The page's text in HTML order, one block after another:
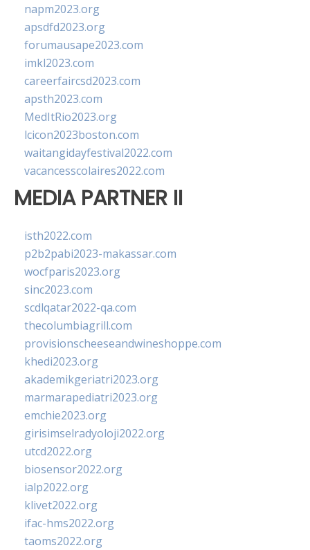
napm2023.org
apsdfd2023.org
forumausape2023.com
imkl2023.com
careerfaircsd2023.com
apsth2023.com
MedItRio2023.org
lcicon2023boston.com
waitangidayfestival2022.com
vacancesscolaires2022.com
MEDIA PARTNER II
isth2022.com
p2b2pabi2023-makassar.com
wocfparis2023.org
sinc2023.com
scdlqatar2022-qa.com
thecolumbiagrill.com
provisionscheeseandwineshoppe.com
khedi2023.org
akademikgeriatri2023.org
marmarapediatri2023.org
emchie2023.org
girisimselradyoloji2022.org
utcd2022.org
biosensor2022.org
ialp2022.org
klivet2022.org
ifac-hms2022.org
taoms2022.org